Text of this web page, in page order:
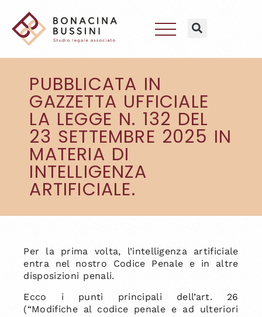
PUBBLICATA IN
GAZZETTA UFFICIALE
LA LEGGE N. 132 DEL
23 SETTEMBRE 2025 IN
MATERIA DI
INTELLIGENZA
ARTIFICIALE.
Per la prima volta, l’intelligenza artificiale
entra nel nostro Codice Penale e in altre
disposizioni penali.
Ecco i punti principali dell’art. 26
(“Modifiche al codice penale e ad ulteriori